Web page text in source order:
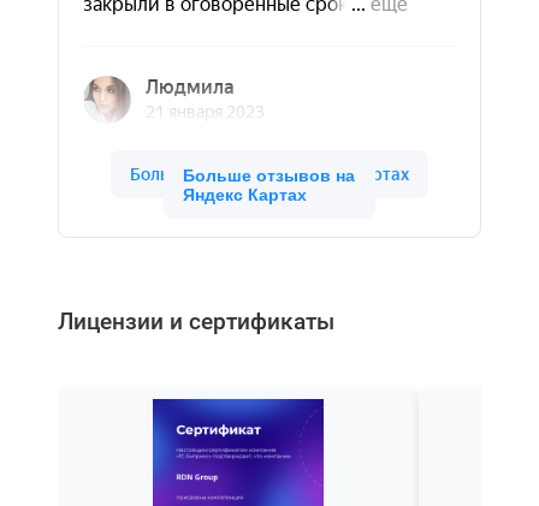
Больше отзывов на
Яндекс Картах
Лицензии и сертификаты